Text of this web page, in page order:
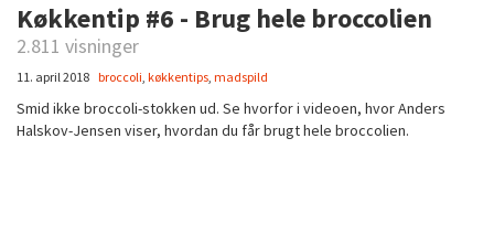
Køkkentip #6 - Brug hele broccolien
2.811 visninger
11. april 2018 broccoli, køkkentips, madspild
Smid ikke broccoli-stokken ud. Se hvorfor i videoen, hvor Anders
Halskov-Jensen viser, hvordan du får brugt hele broccolien.